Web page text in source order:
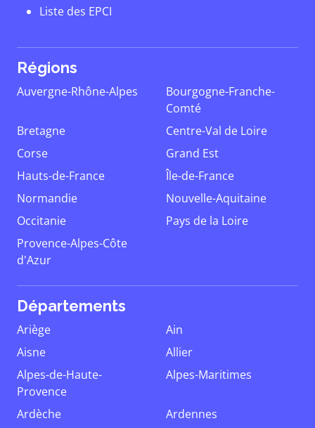
Liste des EPCI
Régions
Auvergne-Rhône-Alpes
Bourgogne-Franche-
Comté
Bretagne
Centre-Val de Loire
Corse
Grand Est
Hauts-de-France
Île-de-France
Normandie
Nouvelle-Aquitaine
Occitanie
Pays de la Loire
Provence-Alpes-Côte
d'Azur
Départements
Ariège
Ain
Aisne
Allier
Alpes-de-Haute-
Provence
Alpes-Maritimes
Ardèche
Ardennes